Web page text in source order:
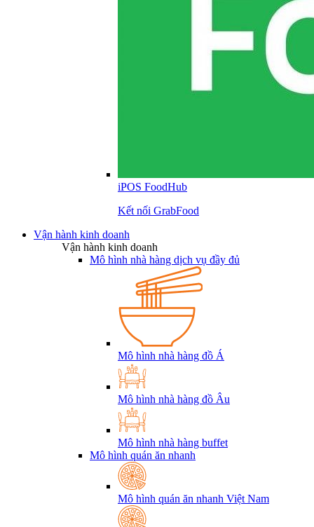
iPOS FoodHub
Kết nối GrabFood
Vận hành kinh doanh
Vận hành kinh doanh
Mô hình nhà hàng dịch vụ đầy đủ
Mô hình nhà hàng đồ Á
Mô hình nhà hàng đồ Âu
Mô hình nhà hàng buffet
Mô hình quán ăn nhanh
Mô hình quán ăn nhanh Việt Nam